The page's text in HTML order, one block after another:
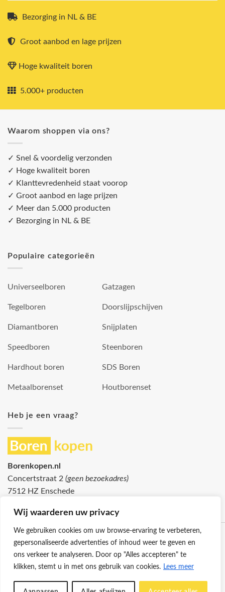
Wij waarderen uw privacy
We gebruiken cookies om uw browse-ervaring te verbeteren,
gepersonaliseerde advertenties of inhoud weer te geven en
ons verkeer te analyseren. Door op "Alles accepteren" te
klikken, stemt u in met ons gebruik van cookies. Lees meer
Bezorging in NL & BE
Groot aanbod en lage prijzen
Hoge kwaliteit boren
5.000+ producten
Waarom shoppen via ons?
✓ Snel & voordelig verzonden
✓ Hoge kwaliteit boren
✓ Klanttevredenheid staat voorop
✓ Groot aanbod en lage prijzen
✓ Meer dan 5.000 producten
✓ Bezorging in NL & BE
Populaire categorieën
Universeelboren
Tegelboren
Diamantboren
Speedboren
Hardhout boren
Metaalborenset
Gatzagen
Doorslijpschijven
Snijplaten
Steenboren
SDS Boren
Houtborenset
Heb je een vraag?
Borenkopen.nl
Concertstraat 2 (geen bezoekadres)
7512 HZ Enschede